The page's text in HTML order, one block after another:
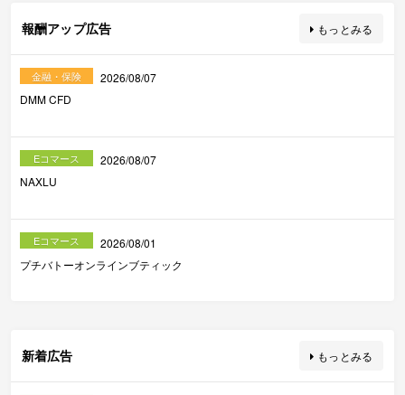
報酬アップ広告 もっとみる
金融・保険
2026/08/07
DMM CFD
Eコマース
2026/08/07
NAXLU
Eコマース
2026/08/01
プチバトーオンラインブティック
新着広告 もっとみる